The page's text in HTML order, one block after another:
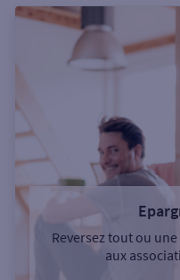
Reversez tout ou
aux